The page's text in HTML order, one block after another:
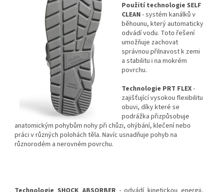
Použití technologie SELF
CLEAN - systém kanálků v
běhounu, který automaticky
odvádí vodu. Toto řešení
umožňuje zachovat
správnou přilnavost k zemi
a stabilitu i na mokrém
povrchu.
Technologie PRT FLEX-
zajišťující vysokou flexibilitu
obuvi, díky které se
podrážka přizpůsobuje
anatomickým pohybům nohy při chůzi, ohýbání, klečení nebo
práci v různých polohách těla. Navíc usnadňuje pohyb na
různorodém a nerovném povrchu.